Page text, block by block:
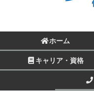
ホーム
キャリア・資格